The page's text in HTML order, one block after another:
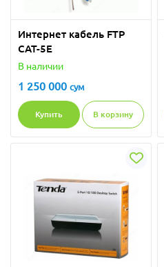
Интернет кабель FTP
CAT-5E
В наличии
1 250 000 сум
Купить В корзину